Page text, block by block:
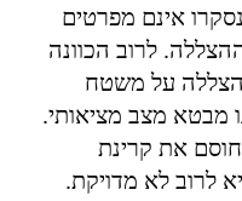
אינם מפרטים
לרוב הכוונה
על משטח
מבטא מצב מציאותי.
את קרינת
לרוב לא מדויקת.